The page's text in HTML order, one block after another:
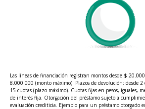
Las líneas de financiación registran montos desde $
8.000.000 (monto máximo). Plazos de devolución: desde
15 cuotas (plazo máximo). Cuotas fijas en pesos, iguales,
de interés fija. Otorgación del préstamo sujeto a
evaluación crediticia. Ejemplo para un préstamo otorgado